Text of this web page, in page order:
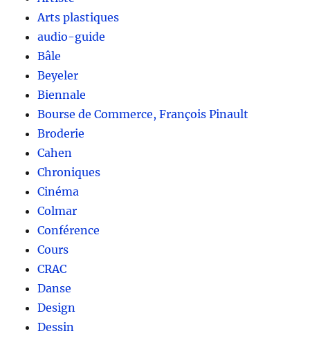
Arts plastiques
audio-guide
Bâle
Beyeler
Biennale
Bourse de Commerce, François Pinault
Broderie
Cahen
Chroniques
Cinéma
Colmar
Conférence
Cours
CRAC
Danse
Design
Dessin